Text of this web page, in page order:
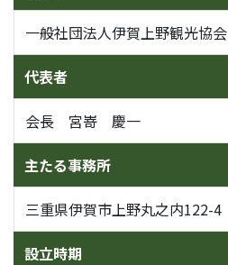
一般社団法人伊賀上野観光協会
代表者
会長 宮嵜 慶一
主たる事務所
三重県伊賀市上野丸之内122-4
設立時期